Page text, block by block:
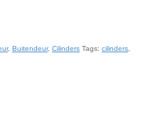
, Buitendeur, Cilinders Tags: cilinders